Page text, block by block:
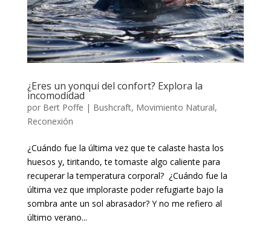
¿Eres un yonqui del confort? Explora la
incomodidad
por Bert Poffe | Bushcraft, Movimiento Natural,
Reconexión
¿Cuándo fue la última vez que te calaste hasta los
huesos y, tiritando, te tomaste algo caliente para
recuperar la temperatura corporal? ¿Cuándo fue la
última vez que imploraste poder refugiarte bajo la
sombra ante un sol abrasador? Y no me refiero al
último verano...